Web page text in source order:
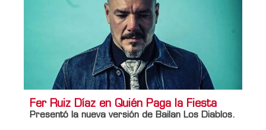
Fer Ruiz Díaz en Quién Paga la Fiesta
Presentó la nueva versión de Bailan Los Diablos.